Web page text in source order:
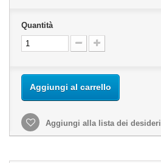
Quantità
Aggiungi al carrello
Aggiungi alla lista dei desideri